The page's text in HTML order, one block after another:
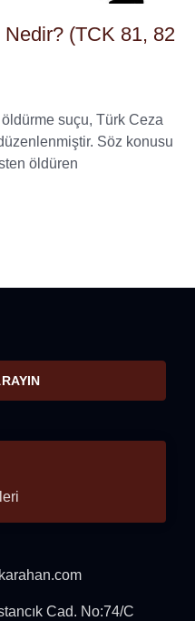
(TCK 81, 82
suçu, Türk Ceza
Söz konusu
öldüren
Cad. No:74/C